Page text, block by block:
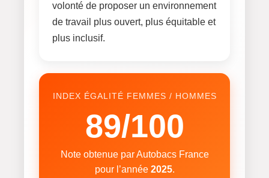
volonté de proposer un environnement
de travail plus ouvert, plus équitable et
plus inclusif.
INDEX ÉGALITÉ FEMMES / HOMMES
89/100
Note obtenue par Autobacs France
pour l’année 2025.